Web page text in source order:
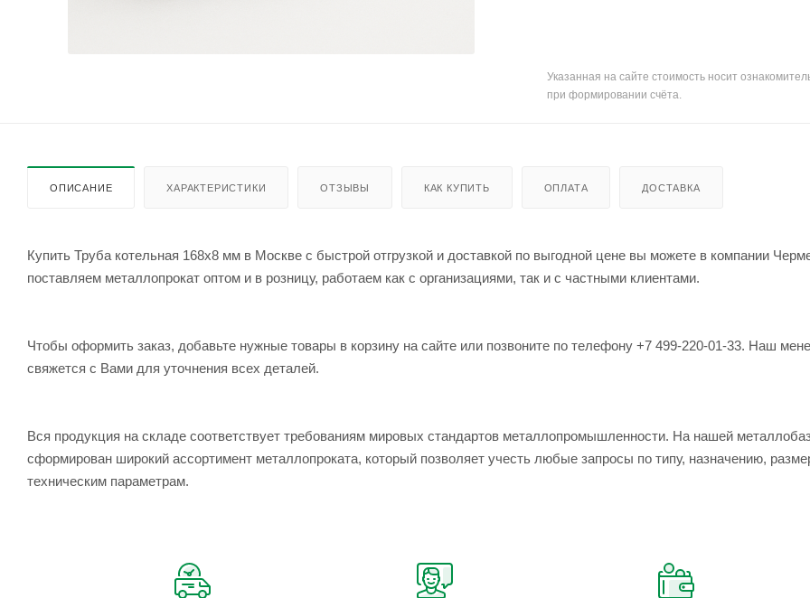
Указанная на сайте стоимость носит
при формировании счёта.
ОПИСАНИЕ ХАРАКТЕРИСТИКИ ОТЗЫВЫ КАК КУПИТЬ ОПЛАТА ДОСТАВКА
Купить Труба котельная 168x8 мм в Москве с быстрой отгрузкой и доставкой по выгодной цене вы можете в компании
поставляем металлопрокат оптом и в розницу, работаем как с организациями, так и с частными клиентами.
Чтобы оформить заказ, добавьте нужные товары в корзину на сайте или позвоните по телефону +7 499-220-01-33. Наш
свяжется с Вами для уточнения всех деталей.
Вся продукция на складе соответствует требованиям мировых стандартов металлопромышленности. На нашей
сформирован широкий ассортимент металлопроката, который позволяет учесть любые запросы по типу, назначению,
техническим параметрам.